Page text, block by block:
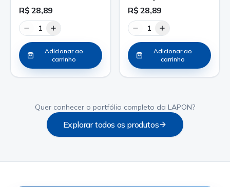
COMPRIMIDO
R$ 28,89
1
Adicionar ao
carrinho
R$ 28,89
1
Adicionar ao
carrinho
Quer conhecer o portfólio completo da LAPON?
Explorar todos os produtos